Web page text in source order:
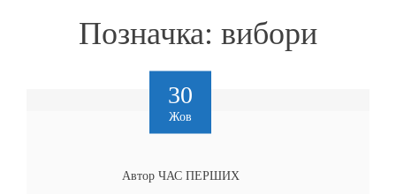
Позначка: вибори
30
Жов
Автор ЧАС ПЕРШИХ